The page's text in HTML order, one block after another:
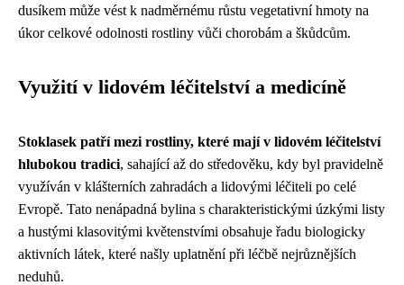
dusíkem může vést k nadměrnému růstu vegetativní hmoty na
úkor celkové odolnosti rostliny vůči chorobám a škůdcům.
Využití v lidovém léčitelství a medicíně
Stoklasek patří mezi rostliny, které mají v lidovém léčitelství
hlubokou tradici, sahající až do středověku, kdy byl pravidelně
využíván v klášterních zahradách a lidovými léčiteli po celé
Evropě. Tato nenápadná bylina s charakteristickými úzkými listy
a hustými klasovitými květenstvími obsahuje řadu biologicky
aktivních látek, které našly uplatnění při léčbě nejrůznějších
neduhů.